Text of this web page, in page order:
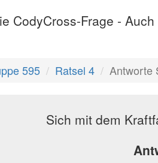
CodyCross-Frage -
595 Ratsel 4 Antworte
Sich mit dem